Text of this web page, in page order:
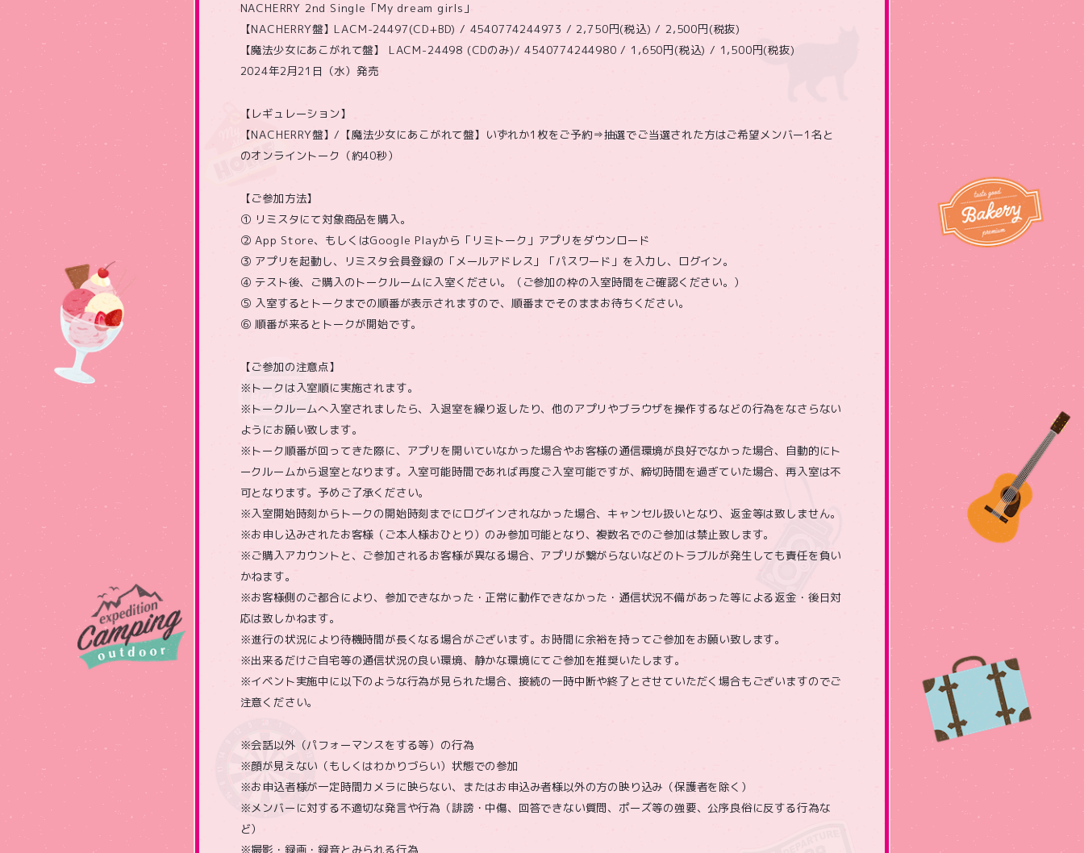
NACHERRY 2nd Single「My dream girls」
【NACHERRY盤】LACM-24497(CD+BD) / 4540774244973 / 2,750円(税込) / 2,500円(税抜)
【魔法少女にあこがれて盤】 LACM-24498 (CDのみ)/ 4540774244980 / 1,650円(税込) / 1,500円(税抜)
2024年2月21日（水）発売
【レギュレーション】
【NACHERRY盤】/【魔法少女にあこがれて盤】いずれか1枚をご予約⇒抽選でご当選された方はご希望メンバー1名と
のオンライントーク（約40秒）
【ご参加方法】
① リミスタにて対象商品を購入。
② App Store、もしくはGoogle Playから「リミトーク」アプリをダウンロード
③ アプリを起動し、リミスタ会員登録の「メールアドレス」「パスワード」を入力し、ログイン。
④ テスト後、ご購入のトークルームに入室ください。（ご参加の枠の入室時間をご確認ください。）
⑤ 入室するとトークまでの順番が表示されますので、順番までそのままお待ちください。
⑥ 順番が来るとトークが開始です。
【ご参加の注意点】
※トークは入室順に実施されます。
※トークルームへ入室されましたら、入退室を繰り返したり、他のアプリやブラウザを操作するなどの行為をなさらない
ようにお願い致します。
※トーク順番が回ってきた際に、アプリを開いていなかった場合やお客様の通信環境が良好でなかった場合、自動的にト
ークルームから退室となります。入室可能時間であれば再度ご入室可能ですが、締切時間を過ぎていた場合、再入室は不
可となります。予めご了承ください。
※入室開始時刻からトークの開始時刻までにログインされなかった場合、キャンセル扱いとなり、返金等は致しません。
※お申し込みされたお客様（ご本人様おひとり）のみ参加可能となり、複数名でのご参加は禁止致します。
※ご購入アカウントと、ご参加されるお客様が異なる場合、アプリが繋がらないなどのトラブルが発生しても責任を負い
かねます。
※お客様側のご都合により、参加できなかった・正常に動作できなかった・通信状況不備があった等による返金・後日対
応は致しかねます。
※進行の状況により待機時間が長くなる場合がございます。お時間に余裕を持ってご参加をお願い致します。
※出来るだけご自宅等の通信状況の良い環境、静かな環境にてご参加を推奨いたします。
※イベント実施中に以下のような行為が見られた場合、接続の一時中断や終了とさせていただく場合もございますのでご
注意ください。
※会話以外（パフォーマンスをする等）の行為
※顔が見えない（もしくはわかりづらい）状態での参加
※お申込者様が一定時間カメラに映らない、またはお申込み者様以外の方の映り込み（保護者を除く）
※メンバーに対する不適切な発言や行為（誹謗・中傷、回答できない質問、ポーズ等の強要、公序良俗に反する行為な
ど）
※撮影・録画・録音とみられる行為